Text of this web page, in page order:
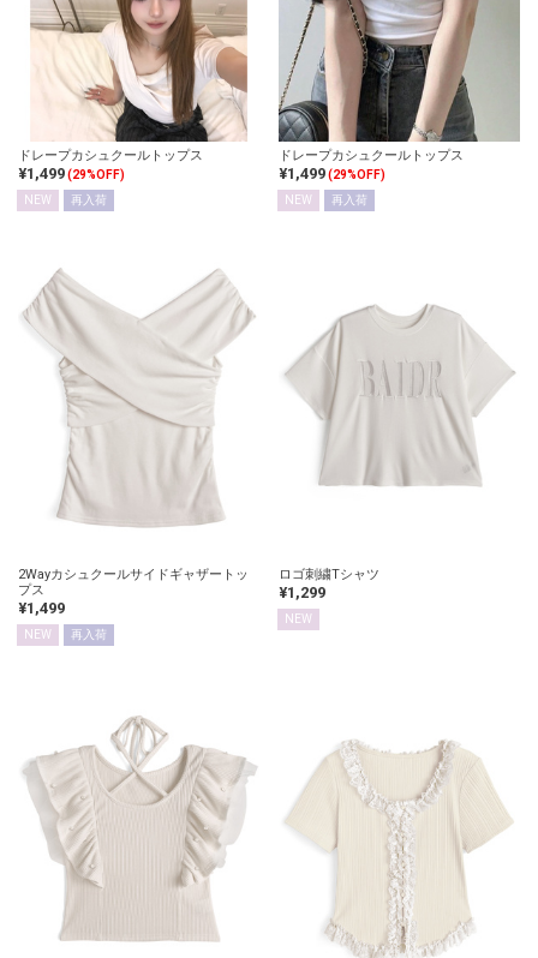
ドレープカシュクールトップス
¥1,499(29%OFF)
NEW
再入荷
ドレープカシュクールトップス
¥1,499(29%OFF)
NEW
再入荷
2Wayカシュクールサイドギャザートッ
プス
¥1,499
NEW 再入荷
ロゴ刺繍Tシャツ
¥1,299
NEW